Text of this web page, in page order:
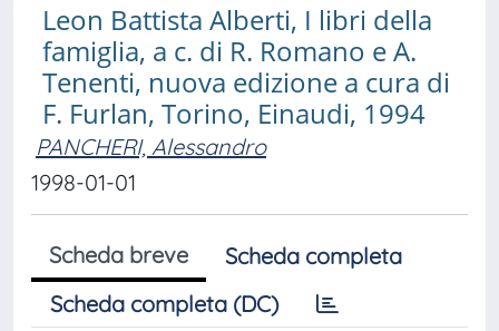
Leon Battista Alberti, I libri della
famiglia, a c. di R. Romano e A.
Tenenti, nuova edizione a cura di
F. Furlan, Torino, Einaudi, 1994
PANCHERI, Alessandro
1998-01-01
Scheda breve
Scheda completa
Scheda completa (DC)